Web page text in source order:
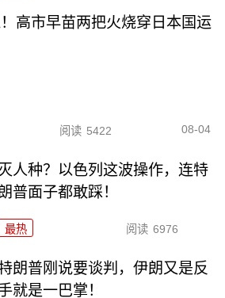
高市早苗两把火烧穿日本国运
阅读 5422 08-04
人种？以色列这波操作，连特
普面子都敢踩！
最热 阅读 6976
朗普刚说要谈判，伊朗又是反
就是一巴掌！